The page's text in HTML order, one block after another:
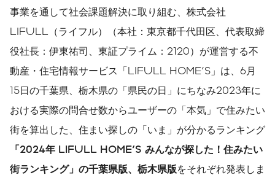
事業を通して社会課題解決に取り組む、株式会社
LIFULL（ライフル）（本社：東京都千代田区、代表取締
役社長：伊東祐司、東証プライム：2120）が運営する不
動産・住宅情報サービス「LIFULL HOME'S」は、6月
15日の千葉県、栃木県の「県民の日」にちなみ2023年に
おける実際の問合せ数からユーザーの「本気」で住みたい
街を算出した、住まい探しの「いま」が分かるランキング
「2024年 LIFULL HOME'S みんなが探した！住みたい
街ランキング」の千葉県版、栃木県版をそれぞれ発表しま